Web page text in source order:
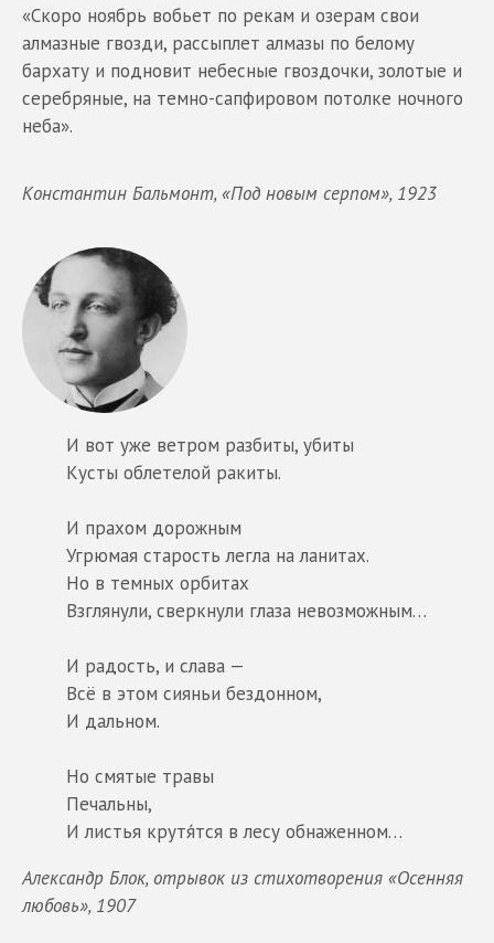
«Скоро ноябрь вобьет по рекам и озерам свои
алмазные гвозди, рассыплет алмазы по белому
бархату и подновит небесные гвоздочки, золотые и
серебряные, на темно-сапфировом потолке ночного
неба».
Константин Бальмонт, «Под новым серпом», 1923
И вот уже ветром разбиты, убиты
Кусты облетелой ракиты.
И прахом дорожным
Угрюмая старость легла на ланитах.
Но в темных орбитах
Взглянули, сверкнули глаза невозможным…
И радость, и слава —
Всё в этом сияньи бездонном,
И дальном.
Но смятые травы
Печальны,
И листья крутя́тся в лесу обнаженном…
Александр Блок, отрывок из стихотворения «Осенняя
любовь», 1907